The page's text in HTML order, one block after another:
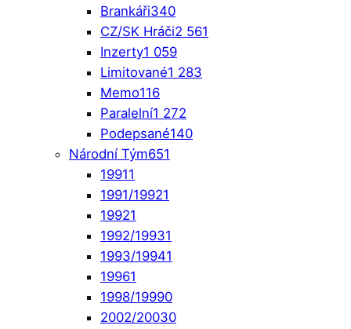
Brankáři340
CZ/SK Hráči2 561
Inzerty1 059
Limitované1 283
Memo116
Paralelní1 272
Podepsané140
Národní Tým651
19911
1991/19921
19921
1992/19931
1993/19941
19961
1998/19990
2002/20030